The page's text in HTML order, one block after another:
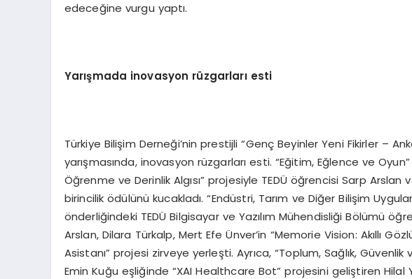
edeceğine vurgu yaptı.
Yarışmada inovasyon rüzgarları esti
Türkiye Bilişim Derneği’nin prestijli “Genç Beyinler Yeni Fikirler –
yarışmasında, inovasyon rüzgarları esti. “Eğitim, Eğlence ve
Öğrenme ve Derinlik Algısı” projesiyle TEDÜ öğrencisi Sarp Arslan
birincilik ödülünü kucakladı. “Endüstri, Tarım ve Diğer Bilişim
önderliğindeki TEDÜ Bilgisayar ve Yazılım Mühendisliği Bölümü
Arslan, Dilara Türkalp, Mert Efe Ünver’in “Memorie Vision: Akıllı
Asistanı” projesi zirveye yerleşti. Ayrıca, “Toplum, Sağlık, Güvenlik
Emin Kuğu eşliğinde “XAI Healthcare Bot” projesini geliştiren Hilal